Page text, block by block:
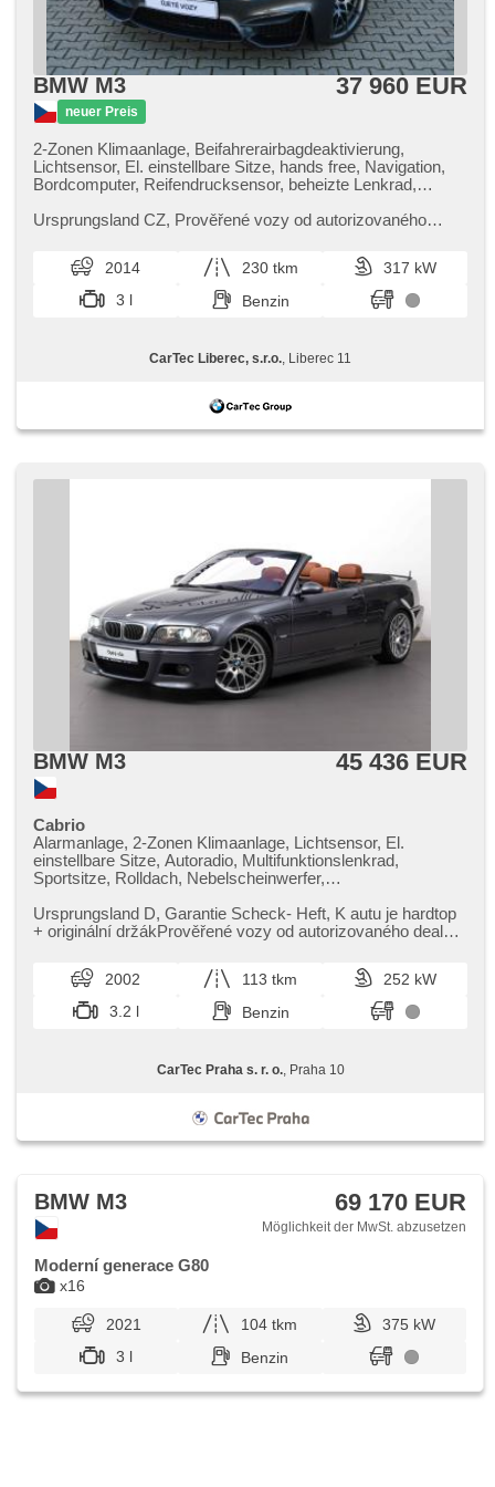
Heck LED Leuchte, autom. Aktivation der Warnflutlicht,
Start-Stop System, USB, digitální příjem rádia (DAB),
Außenthermometer, beheizte Spiegel, vyhřívané trysky
ostřikovačů čelního skla, Teilbare Rücksitzbank, zadní
loketní opěrka, Innenthermometer, abgestimmter Auspuff,
Heckscheibenwischer, zatmavená zadní skla,
Längssitzvorschub, Ausziehbare Kopflehnen, El. Anlasser,
Garantie, digitální přístrojová deska, wifi hotspot
BMW M3
neuer Preis
37 960 EUR
2-Zonen Klimaanlage, Beifahrerairbagdeaktivierung,
Lichtsensor, El. einstellbare Sitze, hands free, Navigation,
Bordcomputer, Reifendrucksensor, beheizte Lenkrad,
Scheinwerferwaschanlagen, bezklíčové odemykání,
Steifheitsregelung, LED denní svícení
Ursprungsland CZ,​ Prověřené vozy od autorizovaného
kontaktujte naše prodejce nebo ...
2014 230 tkm
317 kW
3 l
Benzin
CarTec Liberec, s.r.o. , Liberec 11
BMW M3 45 436 EUR
Cabrio
Alarmanlage, 2-Zonen Klimaanlage, Lichtsensor, El.
einstellbare Sitze, Autoradio, Multifunktionslenkrad,
Sportsitze, Rolldach, Nebelscheinwerfer,
Ursprungsland D,​ Garantie Scheck​- Heft,​ K autu je hardtop ​
+ originální držákPrověřené vozy od autorizovaného dealera
2002 113 tkm
252 kW
3.2 l
Benzin
CarTec Praha s. r. o., Praha 10
x16
BMW M3 69 170 EUR
Möglichkeit der MwSt. abzusetzen
Moderní generace G80
2021 104 tkm
375 kW
3 l
Benzin